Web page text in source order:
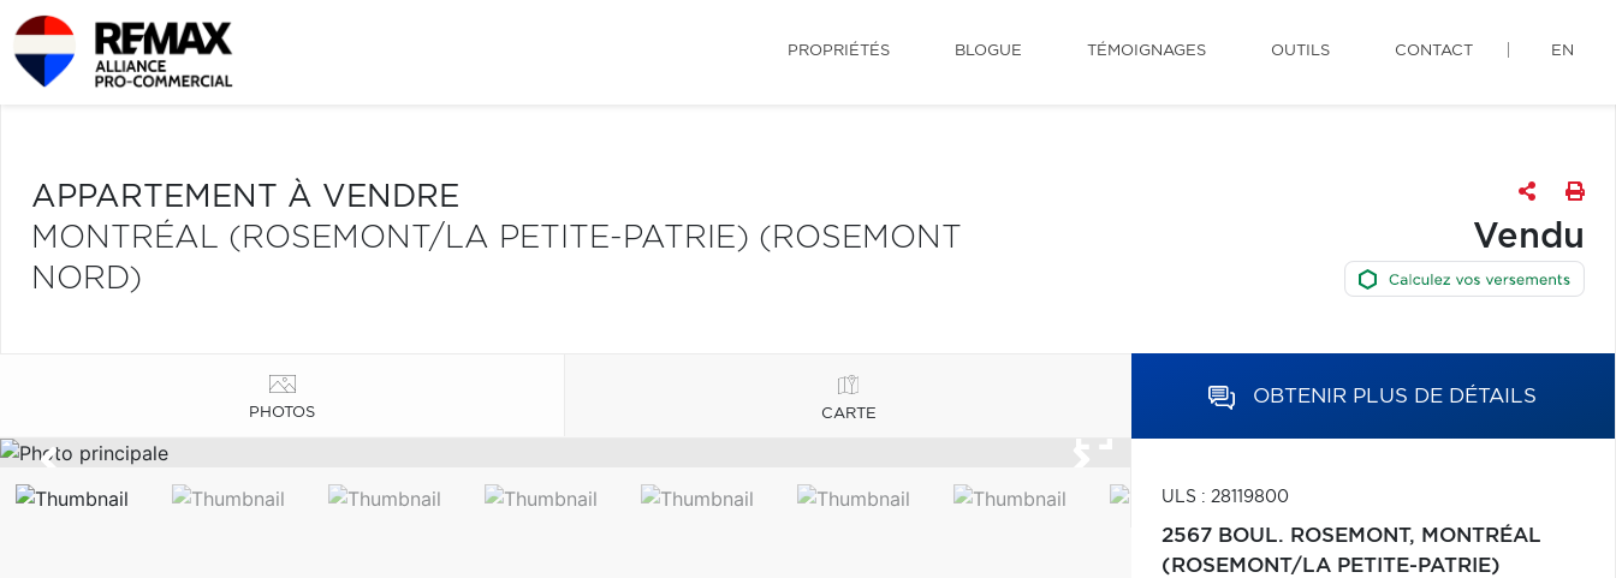
PROPRIÉTÉS BLOGUE TÉMOIGNAGES OUTILS CONTACT EN
APPARTEMENT À VENDRE
MONTRÉAL (ROSEMONT/LA PETITE-PATRIE) (ROSEMONT
NORD)
Vendu
PHOTOS CARTE
OBTENIR PLUS DE DÉTAILS
ULS : 28119800
2567 BOUL. ROSEMONT, MONTRÉAL
(ROSEMONT/LA PETITE-PATRIE)